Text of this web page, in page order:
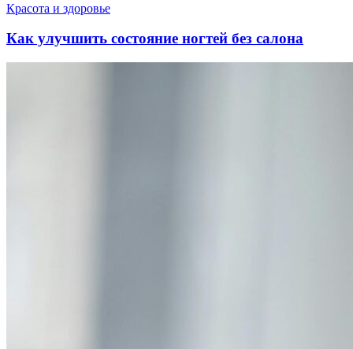
Красота и здоровье
Как улучшить состояние ногтей без салона